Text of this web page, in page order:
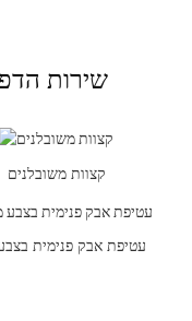
שירות
קצוות משובלנים
עטיפת אבק פנימית